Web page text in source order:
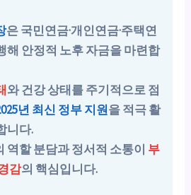
은 국민연금·개인연금·주택연
해 안정적 노후 자금을 마련합
와 건강 상태를 주기적으로 점
년 최신 정부 지원을 적극 활
니다.
역할 분담과 정서적 소통이 부
감의 핵심입니다.